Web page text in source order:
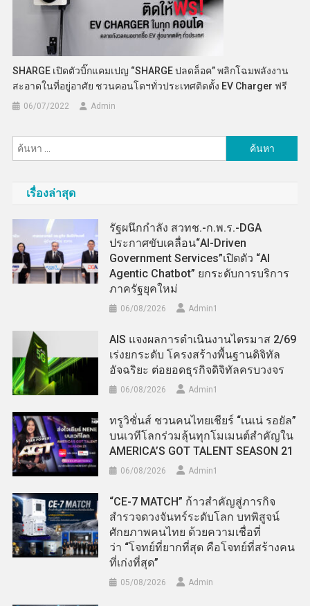
SHARGE เปิดตัวบิ๊กแคมเปญ “SHARGE ปลดล็อค” พลิกโฉมพลังงาน
สะอาดในที่อยู่อาศัย ชวนคอนโดฯทั่วประเทศติดตั้ง EV Charger ฟรี
06/07/2022 Admin
สำหรับ:
เรื่องล่าสุด
รัฐผนึกกำลัง สวทช.-ก.พ.ร.-DGA
ประกาศขับเคลื่อน“AI-Driven
Government Services”เปิดตัว “AI
Agentic Chatbot” ยกระดับการบริการ
ภาครัฐยุคใหม่
06/08/2026 Admin​1
AIS แจงผลการดำเนินงานไตรมาส 2/69
เร่งยกระดับ โครงสร้างพื้นฐานดิจิทัล
อัจฉริยะ ต่อยอดธุรกิจดิจิทัลครบวงจร
06/08/2026 Admin​1
ทรูวิชั่นส์ ชวนคนไทยเชียร์ “เนเน่ รอยัล”
บนเวทีโลกร่วมลุ้นทุกโมเมนต์สำคัญใน
AMERICA’S GOT TALENT SEASON 21
06/08/2026 Admin​1
“CE-7 MATCH” ก้าวสำคัญสู่ภารกิจ
สำรวจดวงจันทร์ระดับโลก บทพิสูจน์
ศักยภาพคนไทย ด้วยความเชื่อที่
ว่า “โจทย์ที่ยากที่สุด คือโจทย์ที่สร้างคน
ที่เก่งที่สุด”
05/08/2026 Admin